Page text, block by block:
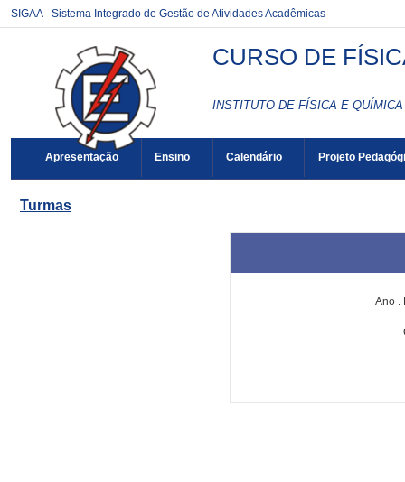
SIGAA - Sistema Integrado de Gestão de Atividades Acadêmicas
CURSO DE
INSTITUTO DE FÍSICA E
Apresentação Ensino Calendário Projeto
Turmas
Ano .